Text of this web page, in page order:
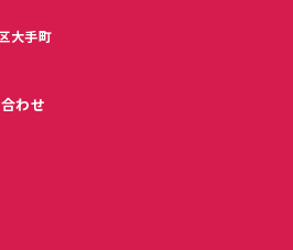
大手町
わせ